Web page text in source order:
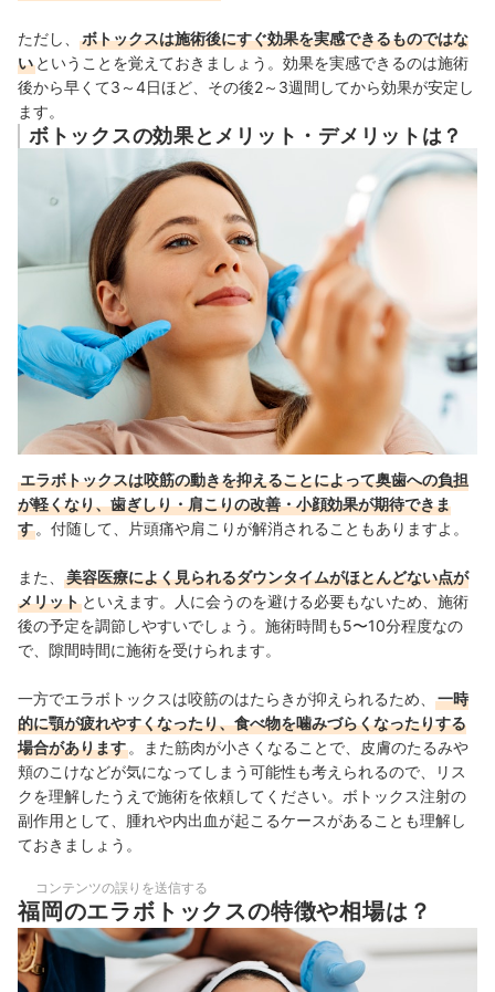
ただし、
ボトックスは施術後にすぐ効果を実感できるものではな
い ということを覚えておきましょう。効果を実感できるのは施術
後から早くて3～4日ほど、その後2～3週間してから効果が安定し
ます。
ボトックスの効果とメリット・デメリットは？
エラボトックスは咬筋の動きを抑えることによって奥歯への負担
が軽くなり、歯ぎしり・肩こりの改善・小顔効果が期待できま
す 。付随して、片頭痛や肩こりが解消されることもありますよ。
また、
美容医療によく見られるダウンタイムがほとんどない点が
メリット といえます。人に会うのを避ける必要もないため、施術
後の予定を調節しやすいでしょう。施術時間も5〜10分程度なの
で、隙間時間に施術を受けられます。
一方でエラボトックスは咬筋のはたらきが抑えられるため、
一時
的に顎が疲れやすくなったり、食べ物を噛みづらくなったりする
場合があります 。また筋肉が小さくなることで、皮膚のたるみや
頬のこけなどが気になってしまう可能性も考えられるので、リス
クを理解したうえで施術を依頼してください。 ボトックス注射の
副作用として、腫れや内出血が起こるケースがあることも理解し
ておきましょう。
コンテンツの誤りを送信する
福岡のエラボトックスの特徴や相場は？